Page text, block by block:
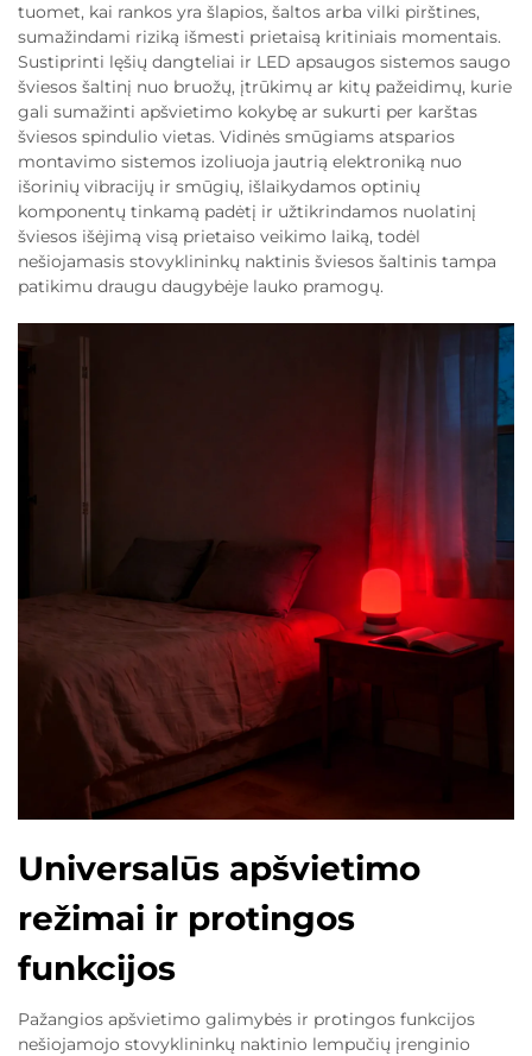
tuomet, kai rankos yra šlapios, šaltos arba vilki pirštines,
sumažindami riziką išmesti prietaisą kritiniais momentais.
Sustiprinti lęšių dangteliai ir LED apsaugos sistemos saugo
šviesos šaltinį nuo bruožų, įtrūkimų ar kitų pažeidimų, kurie
gali sumažinti apšvietimo kokybę ar sukurti per karštas
šviesos spindulio vietas. Vidinės smūgiams atsparios
montavimo sistemos izoliuoja jautrią elektroniką nuo
išorinių vibracijų ir smūgių, išlaikydamos optinių
komponentų tinkamą padėtį ir užtikrindamos nuolatinį
šviesos išėjimą visą prietaiso veikimo laiką, todėl
nešiojamasis stovyklininkų naktinis šviesos šaltinis tampa
patikimu draugu daugybėje lauko pramogų.
Universalūs apšvietimo
režimai ir protingos
funkcijos
Pažangios apšvietimo galimybės ir protingos funkcijos
nešiojamojo stovyklininkų naktinio lempučių įrenginio